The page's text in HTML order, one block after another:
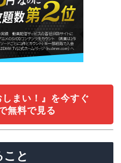
しまい！』を今すぐ
無料で見る
こと